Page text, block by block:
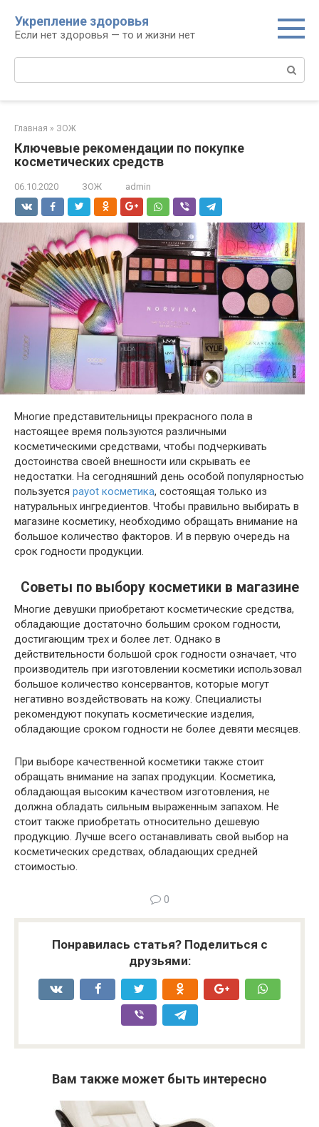
контенту
Укрепление здоровья
Если нет здоровья — то и жизни нет
Поиск:
Главная » ЗОЖ
Ключевые рекомендации по покупке
косметических средств
06.10.2020 ЗОЖ admin
Многие представительницы прекрасного пола в
настоящее время пользуются различными
косметическими средствами, чтобы подчеркивать
достоинства своей внешности или скрывать ее
недостатки. На сегодняшний день особой популярностью
пользуется payot косметика, состоящая только из
натуральных ингредиентов. Чтобы правильно выбирать в
магазине косметику, необходимо обращать внимание на
большое количество факторов. И в первую очередь на
срок годности продукции.
Советы по выбору косметики в магазине
Многие девушки приобретают косметические средства,
обладающие достаточно большим сроком годности,
достигающим трех и более лет. Однако в
действительности большой срок годности означает, что
производитель при изготовлении косметики использовал
большое количество консервантов, которые могут
негативно воздействовать на кожу. Специалисты
рекомендуют покупать косметические изделия,
обладающие сроком годности не более девяти месяцев.
При выборе качественной косметики также стоит
обращать внимание на запах продукции. Косметика,
обладающая высоким качеством изготовления, не
должна обладать сильным выраженным запахом. Не
стоит также приобретать относительно дешевую
продукцию. Лучше всего останавливать свой выбор на
косметических средствах, обладающих средней
стоимостью.
0
Понравилась статья? Поделиться с
друзьями:
Вам также может быть интересно